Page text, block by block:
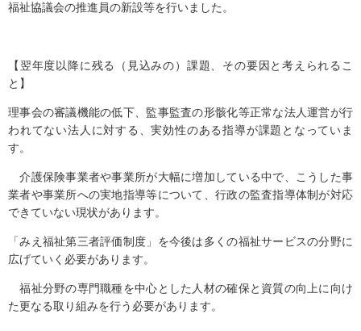
福祉協議会の推進員の新設等を行いました。
【翌年度以降に残る（見込みの）課題、その要因と考えられるこ
と】
理事会の審議機能の低下、監事監査の形骸化等正常な法人運営が行
われてない法人に対する、実効性のある指導が課題となっていま
す。
介護保険事業者や事業所が大幅に増加している中で、こうした事
業者や事業所への実地指導等について、行政の監査指導体制が対応
できていない現状があります。
「みえ福祉第三者評価制度」を今後は多くの福祉サービスの分野に
広げていく必要があります。
福祉分野の専門職種を中心とした人材の確保と資質の向上に向け
た更なる取り組みを行う必要があります。